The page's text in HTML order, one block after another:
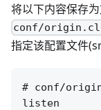
将以下内容保存
conf/
指定该配置文件
# conf/
listen